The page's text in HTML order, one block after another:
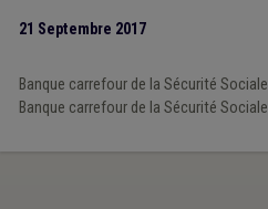
21 Septembre 2017
Banque carrefour de la Sécurité Sociale
Banque carrefour de la Sécurité Sociale